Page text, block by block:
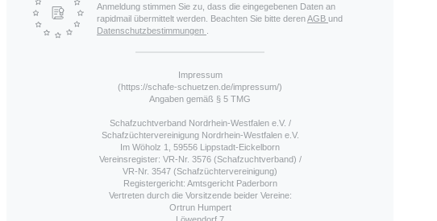
Anmeldung stimmen Sie zu, dass die eingegebenen Daten an
rapidmail übermittelt werden. Beachten Sie bitte derenAGB und
Datenschutzbestimmungen
Impressum
(https://schafe-schuetzen.de/impressum/)
Angaben gemäß § 5 TMG
Schafzuchtverband Nordrhein-Westfalen e.V. /
Schafzüchtervereinigung Nordrhein-Westfalen e.V.
Im Wöholz 1, 59556 Lippstadt-Eickelborn
Vereinsregister: VR-Nr. 3576 (Schafzuchtverband) /
VR-Nr. 3547 (Schafzüchtervereinigung)
Registergericht: Amtsgericht Paderborn
Vertreten durch die Vorsitzende beider Vereine:
Ortrun Humpert